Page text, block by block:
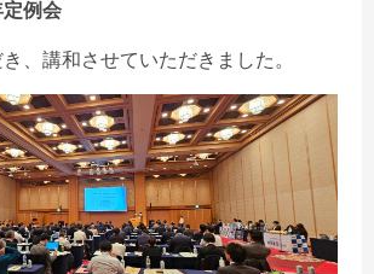
例会
、講和させていただきました。